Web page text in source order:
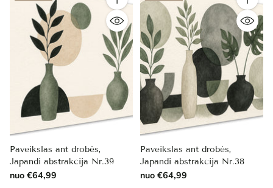
Kiekis
Paveikslas ant drobės,
Japandi abstrakcija Nr.39
nuo €64,99
Kiekis
Paveikslas ant drobės,
Japandi abstrakcija Nr.38
nuo €64,99